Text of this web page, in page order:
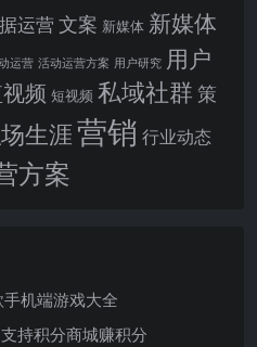
运营 文案 新媒体 新媒体
运营 活动运营方案 用户研究 用户
频 短视频 私域社群 策
生涯营销 行业动态
方案
机端游戏大全
持积分商城赚积分